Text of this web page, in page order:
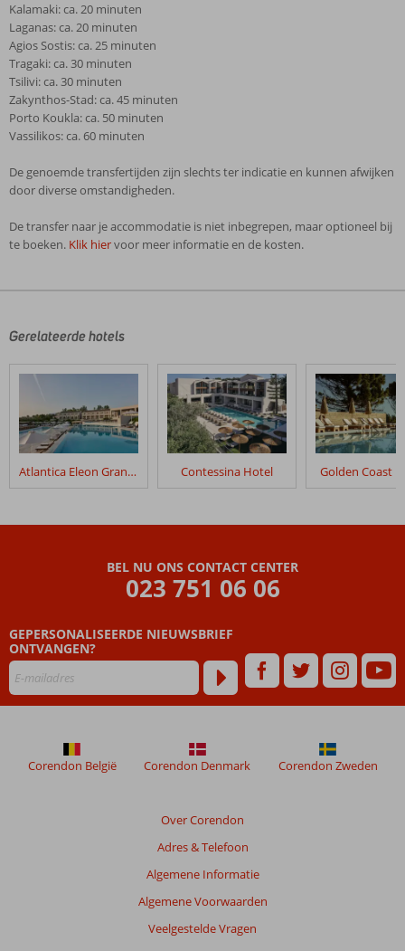
Kalamaki: ca. 20 minuten
Laganas: ca. 20 minuten
Agios Sostis: ca. 25 minuten
Tragaki: ca. 30 minuten
Tsilivi: ca. 30 minuten
Zakynthos-Stad: ca. 45 minuten
Porto Koukla: ca. 50 minuten
Vassilikos: ca. 60 minuten
De genoemde transfertijden zijn slechts ter indicatie en kunnen afwijken
door diverse omstandigheden.
De transfer naar je accommodatie is niet inbegrepen, maar optioneel bij
te boeken. Klik hiervoor meer informatie en de kosten.
door
klanten
hun
verblijf
Fly
die
ouder
48
worden
niet
Gerelateerde hotels
Atlantica Eleon Grand Resort Contessina Hotel Golden Coast
BEL NU ONS CONTACT CENTER
023 751 06 06
GEPERSONALISEERDE NIEUWSBRIEF
ONTVANGEN?
Over Corendon
Adres & Telefoon
Algemene Informatie
Algemene Voorwaarden
Veelgestelde Vragen
Corendon België Corendon Denmark Corendon Zweden